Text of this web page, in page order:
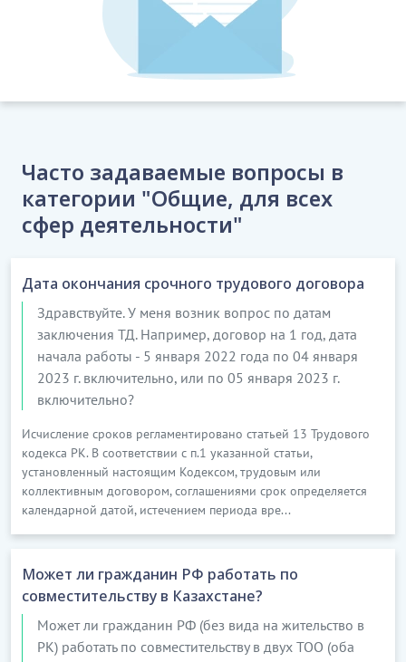
Часто задаваемые вопросы в
категории "Общие, для всех
сфер деятельности"
Дата окончания срочного трудового договора
Здравствуйте. У меня возник вопрос по датам
заключения ТД. Например, договор на 1 год, дата
начала работы - 5 января 2022 года по 04 января
2023 г. включительно, или по 05 января 2023 г.
включительно?
Исчисление сроков регламентировано статьей 13 Трудового
кодекса РК. В соответствии с п.1 указанной статьи,
установленный настоящим Кодексом, трудовым или
коллективным договором, соглашениями срок определяется
календарной датой, истечением периода вре...
Может ли гражданин РФ работать по
совместительству в Казахстане?
Может ли гражданин РФ (без вида на жительство в
РК) работать по совместительству в двух ТОО (оба